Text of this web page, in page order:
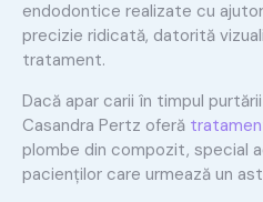
endodontice realizate cu
precizie ridicată, datorită
tratament.
Dacă apar carii în timpul
Casandra Pertz oferă
plombe din compozit, special
pacienților care urmează un